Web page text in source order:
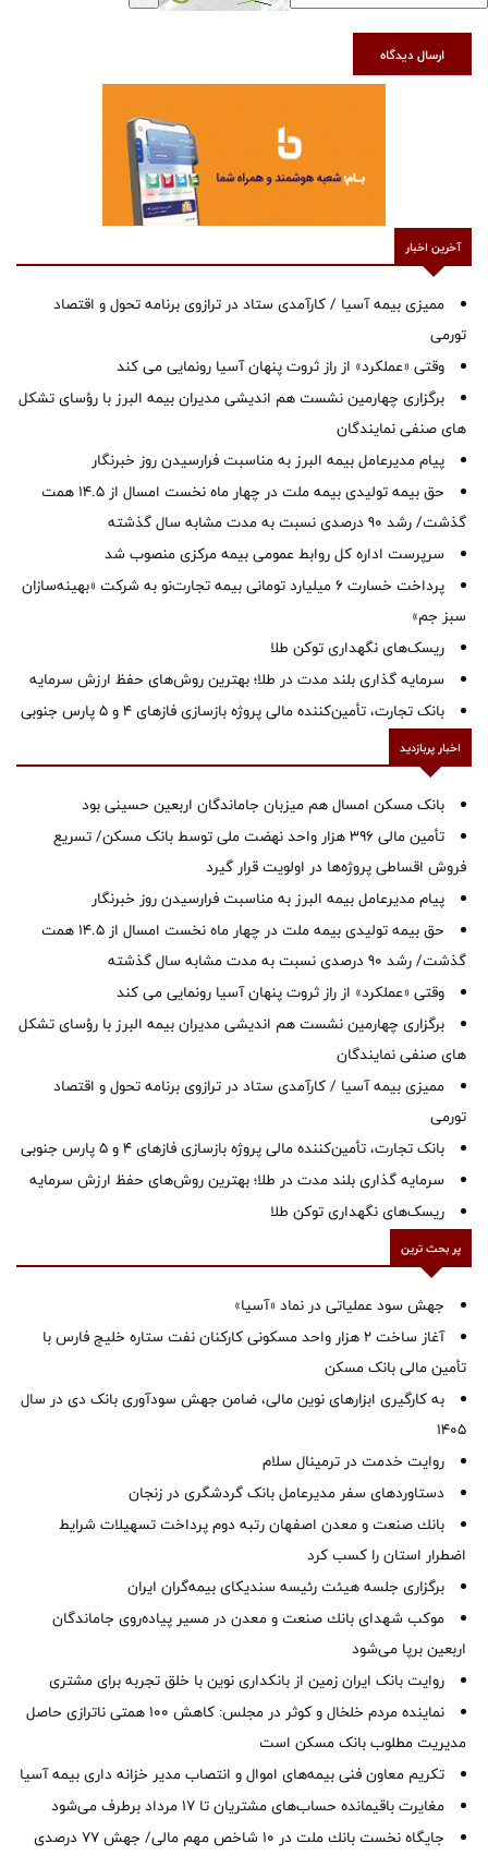
ارسال دیدگاه
آخرین اخبار
ممیزی بیمه آسیا / کارآمدی ستاد در ترازوی برنامه تحول و اقتصاد
تورمی
وقتی «عملکرد» از راز ثروت پنهان آسیا رونمایی می کند
برگزاری چهارمین نشست هم اندیشی مدیران بیمه البرز با رؤسای تشکل
های صنفی نمایندگان
پیام مدیرعامل بیمه البرز به مناسبت فرارسیدن روز خبرنگار
حق بیمه تولیدی بیمه ملت در چهار ماه نخست امسال از 14.5 همت
گذشت/ رشد 90 درصدی نسبت به مدت مشابه سال گذشته
سرپرست اداره كل روابط عمومی بیمه مركزی منصوب شد
پرداخت خسارت ۶ میلیارد تومانی بیمه تجارت‌نو به شرکت «بهینه‌سازان
سبز جم»
ریسک‌های نگهداری توکن طلا
سرمایه گذاری بلند مدت در طلا؛ بهترین روش‌های حفظ ارزش سرمایه
بانک تجارت، تأمین‌کننده مالی پروژه بازسازی فازهای ۴ و ۵ پارس جنوبی
اخبار پربازدید
بانک مسکن امسال هم میزبان جاماندگان اربعین حسینی بود
تأمین مالی ۳۹۶ هزار واحد نهضت ملی توسط بانک مسکن/ تسریع
فروش اقساطی پروژه‌ها در اولویت قرار گیرد
پیام مدیرعامل بیمه البرز به مناسبت فرارسیدن روز خبرنگار
حق بیمه تولیدی بیمه ملت در چهار ماه نخست امسال از 14.5 همت
گذشت/ رشد 90 درصدی نسبت به مدت مشابه سال گذشته
وقتی «عملکرد» از راز ثروت پنهان آسیا رونمایی می کند
برگزاری چهارمین نشست هم اندیشی مدیران بیمه البرز با رؤسای تشکل
های صنفی نمایندگان
ممیزی بیمه آسیا / کارآمدی ستاد در ترازوی برنامه تحول و اقتصاد
تورمی
بانک تجارت، تأمین‌کننده مالی پروژه بازسازی فازهای ۴ و ۵ پارس جنوبی
سرمایه گذاری بلند مدت در طلا؛ بهترین روش‌های حفظ ارزش سرمایه
ریسک‌های نگهداری توکن طلا
پر بحث ترین
جهش سود عملیاتی در نماد «آسیا»
آغاز ساخت ۲ هزار واحد مسکونی کارکنان نفت ستاره خلیج فارس با
تأمین مالی بانک مسکن
به کارگیری ابزارهای نوین مالی، ضامن جهش سودآوری بانک دی در سال
1405
روایت خدمت در ترمینال سلام
دستاوردهای سفر مدیرعامل بانک گردشگری در زنجان
بانك صنعت و معدن اصفهان رتبه دوم پرداخت تسهیلات شرایط
اضطرار استان را كسب كرد
برگزاری جلسه هیئت رئیسه سندیکای بیمه‌گران ایران
موكب شهدای بانك صنعت و معدن در مسیر پیاده‌روی جاماندگان
اربعین برپا می‌شود
روایت بانک ایران زمین از بانکداری نوین با خلق تجربه برای مشتری
نماینده مردم خلخال و کوثر در مجلس: کاهش ۱۰۰ همتی ناترازی حاصل
مدیریت مطلوب بانک مسکن است
تکریم معاون فنی بیمه‌های اموال و انتصاب مدیر خزانه داری بیمه آسیا
مغایرت‌ باقیمانده حساب‌های مشتریان تا ۱۷ مرداد برطرف می‌شود
جایگاه نخست بانك ملت در 10 شاخص مهم مالی/ جهش 77 درصدی